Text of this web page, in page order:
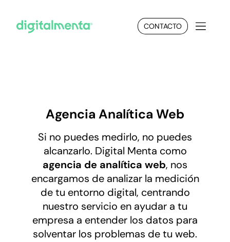
CONTACTO
Agencia Analítica Web
Si no puedes medirlo, no puedes
alcanzarlo. Digital Menta como
agencia de analítica web, nos
encargamos de analizar la medición
de tu entorno digital, centrando
nuestro servicio en ayudar a tu
empresa a entender los datos para
solventar los problemas de tu web.